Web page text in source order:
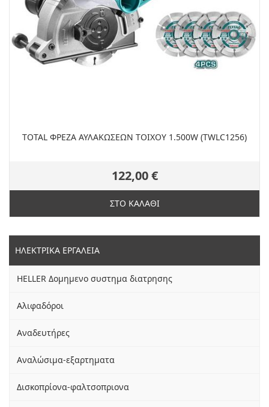
TOTAL ΦΡΕΖΑ ΑΥΛΑΚΩΣΕΩΝ ΤΟΙΧΟΥ 1.500W (TWLC1256)
122,00 €
ΣΤΟ ΚΑΛΑΘΙ
ΗΛΕΚΤΡΙΚΑ ΕΡΓΑΛΕΙΑ
HELLER Δομημενο συστημα διατρησης
Αλιφαδόροι
Αναδευτήρες
Αναλώσιμα-εξαρτηματα
Δισκοπρίονα-φαλτσοπριονα